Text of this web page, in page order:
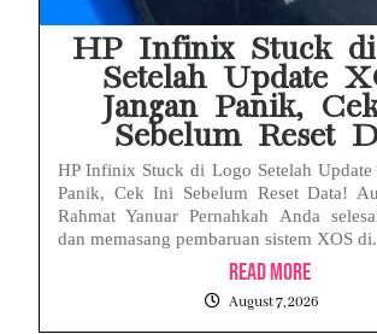
HP Infinix Stuck
Setelah Update
Jangan Panik,
Sebelum Reset
HP Infinix Stuck di Logo Setelah Update
Panik, Cek Ini Sebelum Reset Data!
Rahmat Yanuar Pernahkah Anda
dan memasang pembaruan sistem XOS
Read More
August 7, 2026